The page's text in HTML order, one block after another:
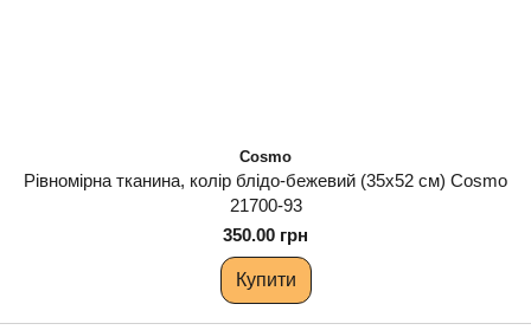
Cosmo
Рівномірна тканина, колір блідо-бежевий (35х52 см) Cosmo
21700-93
350.00 грн
Купити